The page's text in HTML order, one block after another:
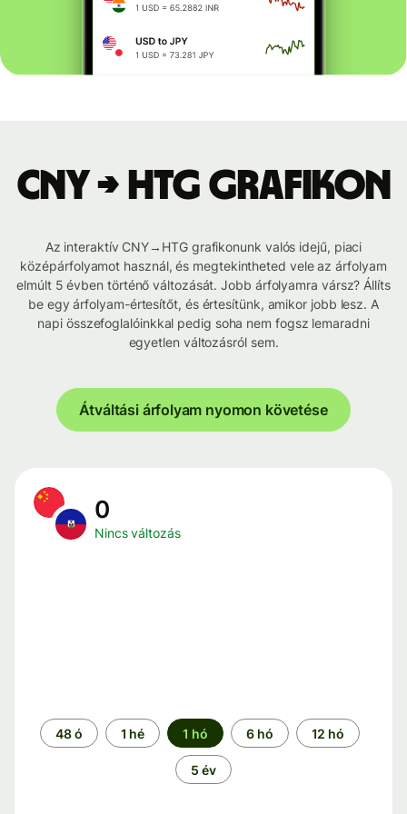
CNY → HTG grafikon
Az interaktív CNY→HTG grafikonunk valós idejű, piaci
középárfolyamot használ, és megtekintheted vele az árfolyam
elmúlt 5 évben történő változását. Jobb árfolyamra vársz? Állíts
be egy árfolyam-értesítőt, és értesítünk, amikor jobb lesz. A
napi összefoglalóinkkal pedig soha nem fogsz lemaradni
egyetlen változásról sem.
Átváltási árfolyam nyomon követése
0
Nincs változás
Időszak
48 ó 1 hé 1 hó 6 hó 12 hó
5 év